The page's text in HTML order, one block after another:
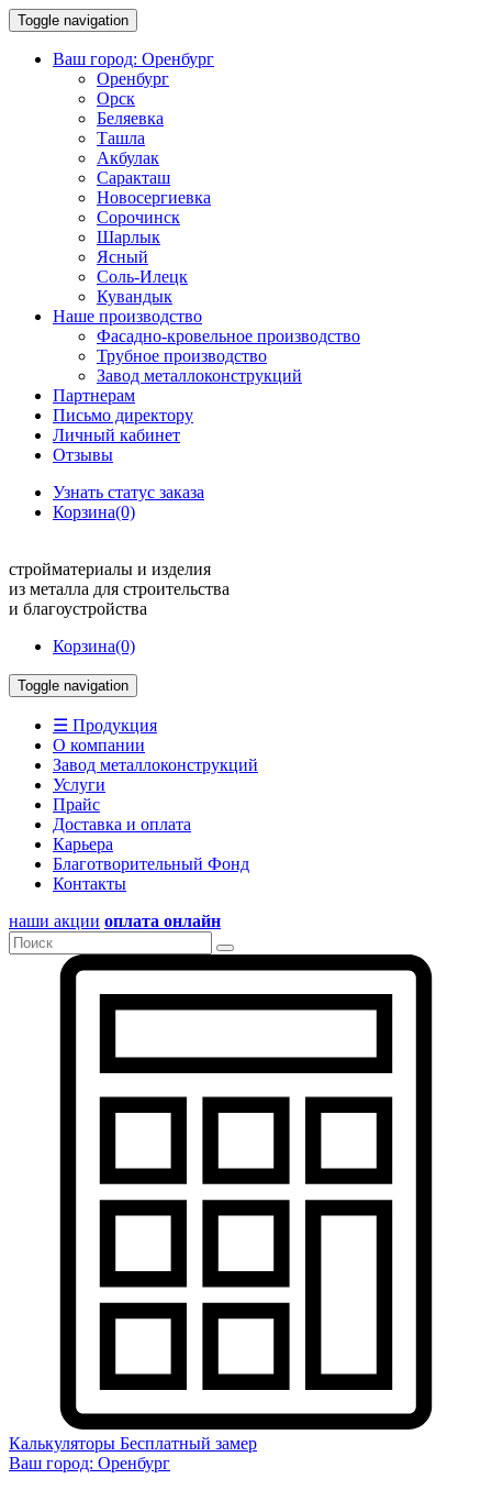
Toggle navigation
Ваш город: Оренбург
Оренбург
Орск
Беляевка
Ташла
Акбулак
Саракташ
Новосергиевка
Сорочинск
Шарлык
Ясный
Соль-Илецк
Кувандык
Наше производство
Фасадно-кровельное производство
Трубное производство
Завод металлоконструкций
Партнерам
Письмо директору
Личный кабинет
Отзывы
Узнать статус заказа
Корзина(0)
стройматериалы и изделия
из металла для строительства
и благоустройства
Корзина(0)
Toggle navigation
☰ Продукция
О компании
Завод металлоконструкций
Услуги
Прайс
Доставка и оплата
Карьера
Благотворительный Фонд
Контакты
наши акции оплата онлайн
Калькуляторы Бесплатный замер
Ваш город: Оренбург